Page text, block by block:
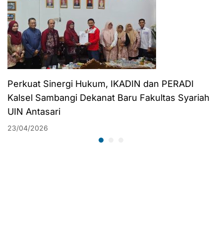
Perkuat Sinergi Hukum, IKADIN dan PERADI
Kalsel Sambangi Dekanat Baru Fakultas Syariah
UIN Antasari
23/04/2026